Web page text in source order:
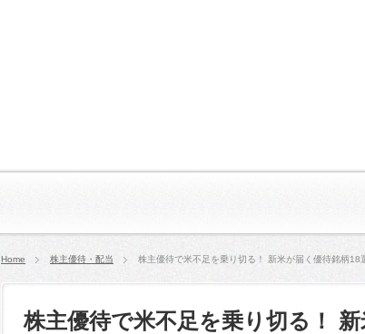
Home 株主優待・配当 株主優待で米不足を乗り切る！ 新米が届く優待銘柄18
株主優待で米不足を乗り切る！